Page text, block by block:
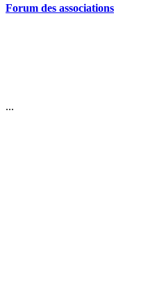
Forum des associations
...